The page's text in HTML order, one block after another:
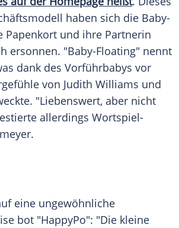
haben sich die Baby-
Papenkort und ihre Partnerin
ersonnen. "Baby-Floating" nennt
dank des Vorführbabys vor
von Judith Williams und
"Liebenswert, aber nicht
allerdings Wortspiel-
.
eine ungewöhnliche
bot "HappyPo": "Die kleine